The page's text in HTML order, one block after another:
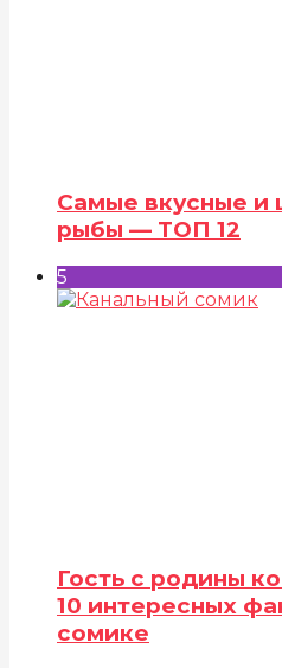
Самые вкусные и
рыбы — ТОП 12
5
Гость с родины
10 интересных
сомике